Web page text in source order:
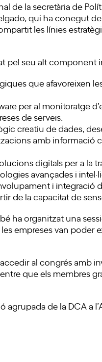
de la secretària de
qui ha conegut
les línies
pel seu alt component
que afavoreixen
per al monitoratge
de serveis.
creatiu de dades,
amb informació
digitals per a la
avançades i
i integració
de la capacitat de
ha organitzat una
empreses van poder
al congrés amb
que els membres
agrupada de la DCA a